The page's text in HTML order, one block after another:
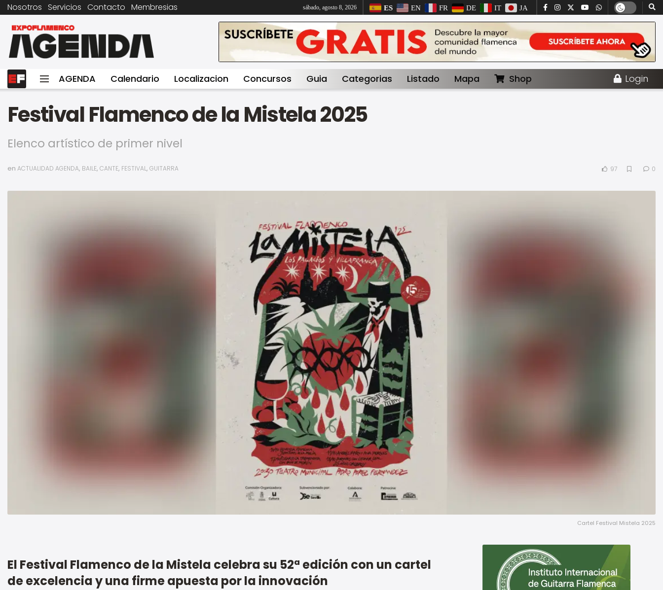
Nosotros Servicios Contacto Membresias sábado, agosto 8, 2026 ES EN FR DE IT JA
AGENDA Calendario Localizacion Concursos Guia Categorias Listado Mapa Shop Login
Festival Flamenco de la Mistela 2025
Elenco artístico de primer nivel
en ACTUALIDAD AGENDA, BAILE, CANTE, FESTIVAL, GUITARRA 97 0
Cartel Festival Mistela 2025
El Festival Flamenco de la Mistela celebra su 52ª edición con un cartel
de excelencia y una firme apuesta por la innovación